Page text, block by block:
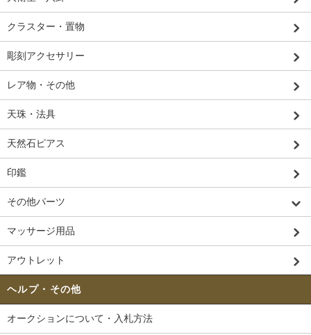
クラスター・置物
彫刻アクセサリー
レア物・その他
天珠・法具
天然石ピアス
印鑑
その他パーツ
マッサージ用品
アウトレット
ヘルプ・その他
オークションについて・入札方法